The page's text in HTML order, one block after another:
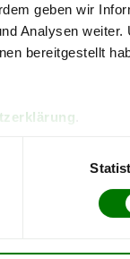
geben wir
Analysen
bereitgestellt